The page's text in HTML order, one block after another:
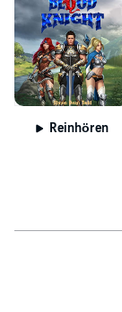
Reinhören